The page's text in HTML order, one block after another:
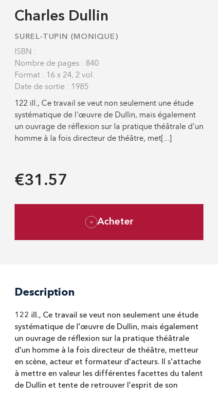
Charles Dullin
SUREL-TUPIN (MONIQUE)
ISBN :
Nombre de pages : 840
Format : 16 x 24, 2 vol.
Date de sortie : 1985
122 ill., Ce travail se veut non seulement une étude
systématique de l'œuvre de Dullin, mais également
un ouvrage de réflexion sur la pratique théâtrale d'un
homme à la fois directeur de théâtre, met[...]
€31.57
Acheter
Description
122 ill., Ce travail se veut non seulement une étude
systématique de l'œuvre de Dullin, mais également
un ouvrage de réflexion sur la pratique théâtrale
d'un homme à la fois directeur de théâtre, metteur
en scène, acteur et formateur d'acteurs. Il s'attache
à mettre en valeur les différentes facettes du talent
de Dullin et tente de retrouver l'esprit de son